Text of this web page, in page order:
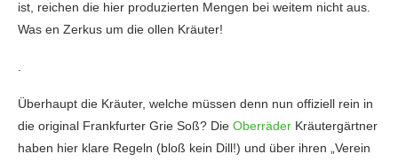
ist, reichen die hier produzierten Mengen bei weitem nicht aus.
Was en Zerkus um die ollen Kräuter!
Überhaupt die Kräuter, welche müssen denn nun offiziell rein in
die original Frankfurter Grie Soß? Die Oberräder Kräutergärtner
haben hier klare Regeln (bloß kein Dill!) und über ihren „Verein